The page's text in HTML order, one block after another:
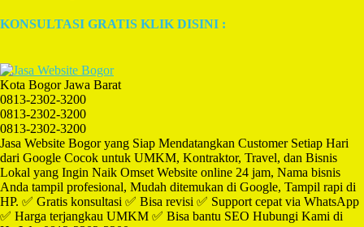
KONSULTASI GRATIS KLIK DISINI :
Kota Bogor Jawa Barat
0813-2302-3200
0813-2302-3200
0813-2302-3200
Jasa Website Bogor yang Siap Mendatangkan Customer Setiap Hari
dari Google Cocok untuk UMKM, Kontraktor, Travel, dan Bisnis
Lokal yang Ingin Naik Omset Website online 24 jam, Nama bisnis
Anda tampil profesional, Mudah ditemukan di Google, Tampil rapi di
HP. ✅ Gratis konsultasi ✅ Bisa revisi ✅ Support cepat via WhatsApp
✅ Harga terjangkau UMKM ✅ Bisa bantu SEO Hubungi Kami di